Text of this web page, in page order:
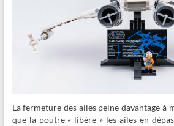
La fermeture des ailes peine davantage à
que la poutre « libère » les ailes en